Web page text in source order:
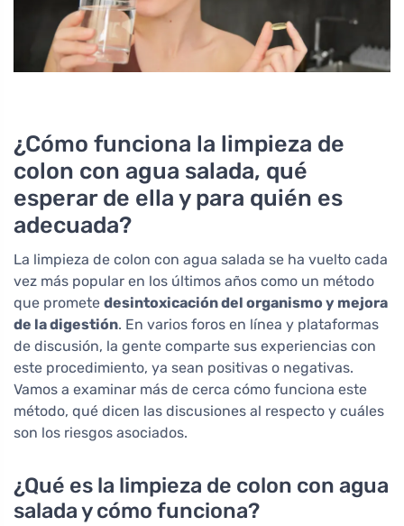
¿Cómo funciona la limpieza de
colon con agua salada, qué
esperar de ella y para quién es
adecuada?
La limpieza de colon con agua salada se ha vuelto cada
vez más popular en los últimos años como un método
que promete desintoxicación del organismo y mejora
de la digestión. En varios foros en línea y plataformas
de discusión, la gente comparte sus experiencias con
este procedimiento, ya sean positivas o negativas.
Vamos a examinar más de cerca cómo funciona este
método, qué dicen las discusiones al respecto y cuáles
son los riesgos asociados.
¿Qué es la limpieza de colon con agua
salada y cómo funciona?